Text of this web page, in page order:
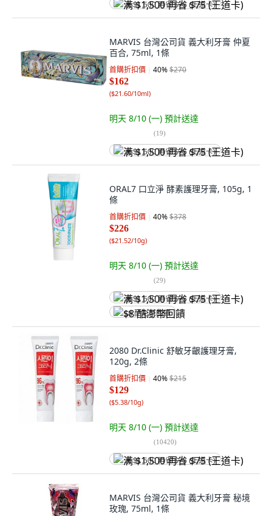
满 $1,500 再省 $75 (王道卡)
MARVIS 台灣公司貨 義大利牙膏 仲夏
百合, 75ml, 1條
首購折扣價 40%$270
$162
($21.60/10ml)
明天 8/10 (一) 預計送達
(19)
满 $1,500 再省 $75 (王道卡)
ORAL7 口立淨 酵素護理牙膏, 105g, 1
條
首購折扣價 40%$378
$226
($21.52/10g)
明天 8/10 (一) 預計送達
(29)
满 $1,500 再省 $75 (王道卡)
$8 酷澎幣回饋
2080 Dr.Clinic 舒敏牙齦護理牙膏,
120g, 2條
首購折扣價 40%$215
$129
($5.38/10g)
明天 8/10 (一) 預計送達
(10420)
满 $1,500 再省 $75 (王道卡)
MARVIS 台灣公司貨 義大利牙膏 秘境
玫瑰, 75ml, 1條